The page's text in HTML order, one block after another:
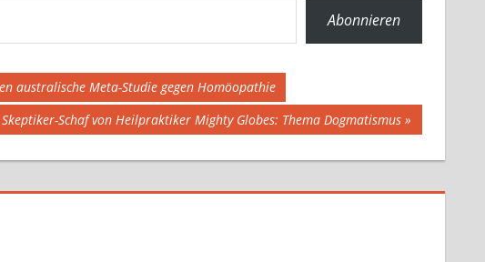
Abonnieren
australische Meta-Studie gegen Homöopathie
Schaf von Heilpraktiker Mighty Globes: Thema Dogmatismus